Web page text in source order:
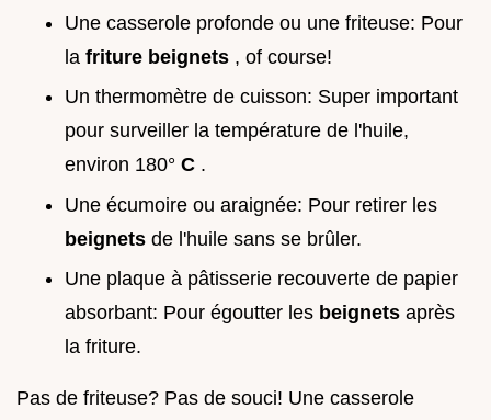
Une casserole profonde ou une friteuse: Pour
la friture beignets , of course!
Un thermomètre de cuisson: Super important
pour surveiller la température de l'huile,
environ 180° C .
Une écumoire ou araignée: Pour retirer les
beignets de l'huile sans se brûler.
Une plaque à pâtisserie recouverte de papier
absorbant: Pour égoutter les beignets après
la friture.
Pas de friteuse? Pas de souci! Une casserole